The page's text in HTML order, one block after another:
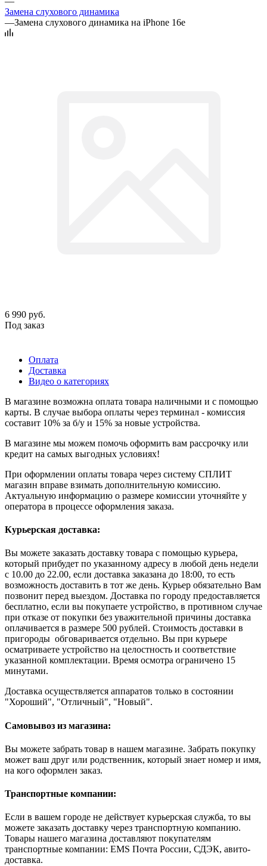
Замена слухового динамика
—Замена слухового динамика на iPhone 16e
6 990 руб.
Под заказ
Оплата
Доставка
Видео о категориях
В магазине возможна оплата товара наличными и с помощью
карты. В случае выбора оплаты через терминал - комиссия
составит 10% за б/у и 15% за новые устройства.
В магазине мы можем помочь оформить вам рассрочку или
кредит на самых выгодных условиях!
При оформлении оплаты товара через систему СПЛИТ
магазин вправе взимать дополнительную комиссию.
Актуальную информацию о размере комиссии уточняйте у
оператора в процессе оформления заказа.
Курьерская доставка:
Вы можете заказать доставку товара с помощью курьера,
который прибудет по указанному адресу в любой день недели
с 10.00 до 22.00, если доставка заказана до 18:00, то есть
возможность доставить в тот же день. Курьер обязательно Вам
позвонит перед выездом. Доставка по городу предоставляется
бесплатно, если вы покупаете устройство, в противном случае
при отказе от покупки без уважительной причины доставка
оплачивается в размере 500 рублей. Стоимость доставки в
пригороды обговаривается отдельно. Вы при курьере
осматриваете устройство на целостность и соответствие
указанной комплектации. Время осмотра ограничено 15
минутами.
Доставка осуществляется аппаратов только в состоянии
"Хороший", "Отличный", "Новый".
Самовывоз из магазина:
Вы можете забрать товар в нашем магазине. Забрать покупку
может ваш друг или родственник, который знает номер и имя,
на кого оформлен заказ.
Транспортные компании:
Если в вашем городе не действует курьерская служба, то вы
можете заказать доставку через транспортную компанию.
Товары нашего магазина доставляют покупателям
транспортные компании: EMS Почта России, СДЭК, авито-
доставка.